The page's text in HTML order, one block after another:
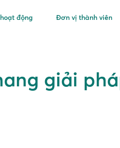
động Đơn vị thành viên
giải